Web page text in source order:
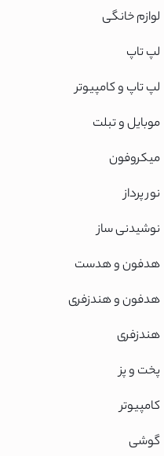
بوش
ال جی
لوازم خانگی
لپ تاپ
لپ تاپ و کامپیوتر
موبایل و تبلت
میکروفون
نور پرداز
نوشیدنی ساز
هدفون و هدست
هدفون و هندزفری
هندزفری
پخت و پز
کامپیوتر
گوشی